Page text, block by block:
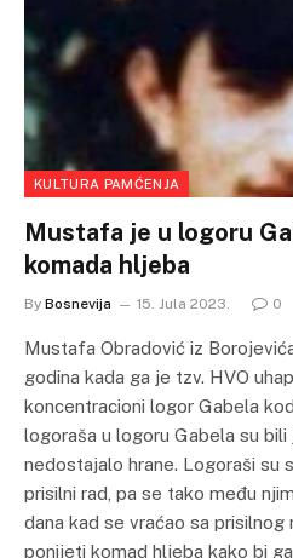
KULTURA PAMĆENJA
Mustafa je u logoru
komada hljeba
By Bosnevija 15. Jula 2023. 0
Mustafa Obradović iz
godina kada ga je tzv. HVO
koncentracioni logor Gabela
logoraša u logoru Gabela su
nedostajalo hrane. Logoraši su
prisilni rad, pa se tako među
dana kad se vraćao sa prisilnog
ponijeti komad hljeba kako bi